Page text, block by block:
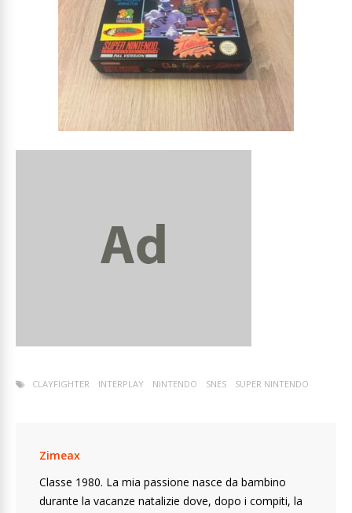
CLAYFIGHTER INTERPLAY NINTENDO SNES SUPER NINTENDO
Zimeax
Classe 1980. La mia passione nasce da bambino
durante la vacanze natalizie dove, dopo i compiti, la